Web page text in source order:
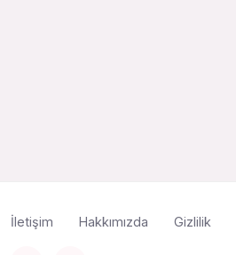
İletişim Hakkımızda Gizlilik